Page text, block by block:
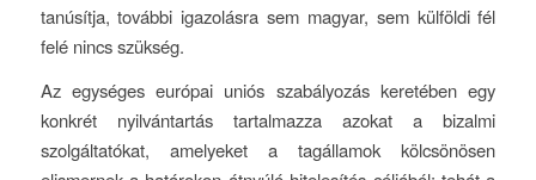
tanúsítja, további igazolásra sem magyar, sem külföldi fél
felé nincs szükség.
Az egységes európai uniós szabályozás keretében egy
konkrét nyilvántartás tartalmazza azokat a bizalmi
szolgáltatókat, amelyeket a tagállamok kölcsönösen